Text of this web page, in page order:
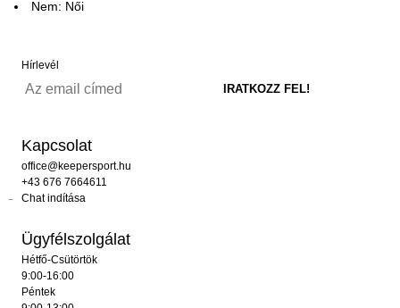
Nem: Női
Hírlevél
Kapcsolat
office@keepersport.hu
+43 676 7664611
Chat indítása
Ügyfélszolgálat
Hétfő-Csütörtök
9:00-16:00
Péntek